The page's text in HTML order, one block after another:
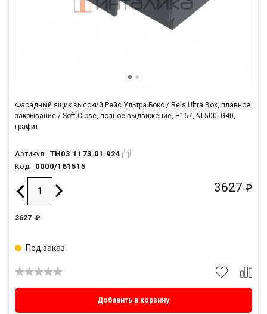
Фасадный ящик высокий Рейс Ультра Бокс / Rejs Ultra Box, плавное
закрывание / Soft Close, полное выдвижение, H167, NL500, G40,
графит
Артикул: TH03.1173.01.924
Код: 0000/161515
3627 ₽
3627 ₽
Добавить в корзину
Под заказ